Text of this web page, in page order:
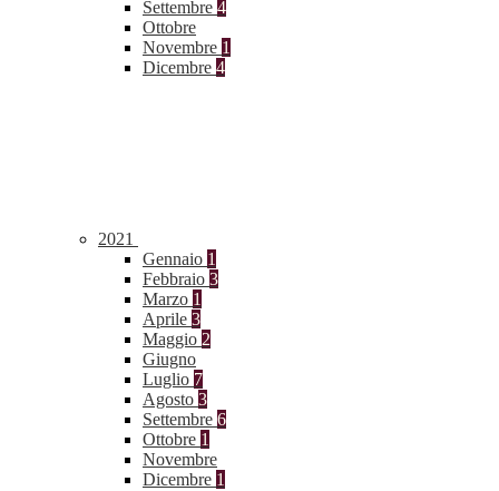
Settembre 4
Ottobre
Novembre 1
Dicembre 4
2021
Gennaio 1
Febbraio 3
Marzo 1
Aprile 3
Maggio 2
Giugno
Luglio 7
Agosto 3
Settembre 6
Ottobre 1
Novembre
Dicembre 1